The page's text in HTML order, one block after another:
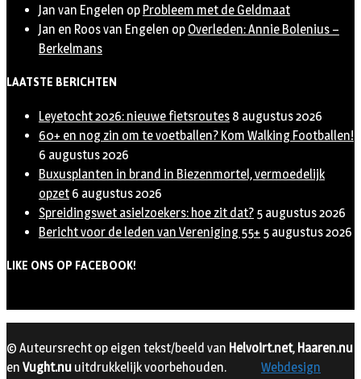
Jan van Engelen op Probleem met de Geldmaat
Jan en Roos van Engelen op Overleden: Annie Bolenius –
Berkelmans
LAATSTE BERICHTEN
Leyetocht 2026: nieuwe fietsroutes 8 augustus 2026
60+ en nog zin om te voetballen? Kom Walking Footballen!
6 augustus 2026
Buxusplanten in brand in Biezenmortel, vermoedelijk
opzet 6 augustus 2026
Spreidingswet asielzoekers: hoe zit dat? 5 augustus 2026
Bericht voor de leden van Vereniging 55+ 5 augustus 2026
LIKE ONS OP FACEBOOK!
© Auteursrecht op eigen tekst/beeld van Helvoirt.net, Haaren.nu
en Vught.nu uitdrukkelijk voorbehouden.
Webdesign